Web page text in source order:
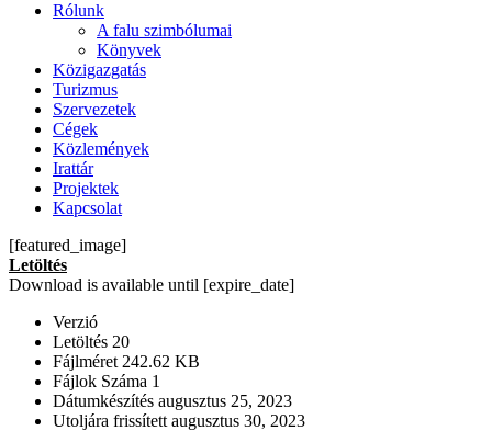
Rólunk
A falu szimbólumai
Könyvek
Közigazgatás
Turizmus
Szervezetek
Cégek
Közlemények
Irattár
Projektek
Kapcsolat
[featured_image]
Letöltés
Download is available until [expire_date]
Verzió
Letöltés 20
Fájlméret 242.62 KB
Fájlok Száma 1
Dátumkészítés augusztus 25, 2023
Utoljára frissített augusztus 30, 2023